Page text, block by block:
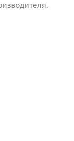
ознакомлен(-а)